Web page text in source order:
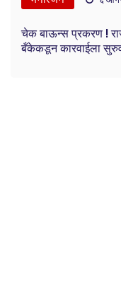
चेक बाऊन्स प्रकरण !
बँकेकडून कारवाईला